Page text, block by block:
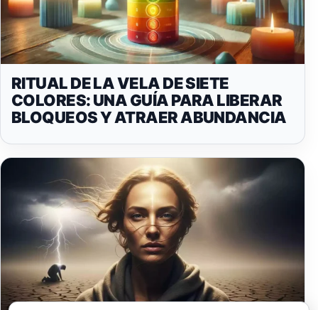
RITUAL DE LA VELA DE SIETE
COLORES: UNA GUÍA PARA LIBERAR
BLOQUEOS Y ATRAER ABUNDANCIA